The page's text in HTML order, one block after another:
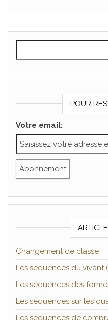
POUR
Votre email:
Changement de classe
Les séquences du
Les séquences des
Les séquences sur les
Les séquences de